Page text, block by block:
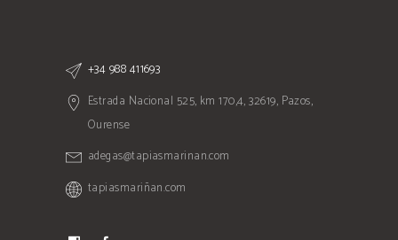
+34 988 411693
Estrada Nacional 525, km 170,4, 32619, Pazos,
Ourense
adegas@tapiasmarinan.com
tapiasmariñan.com